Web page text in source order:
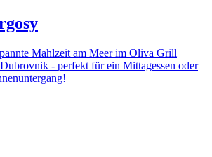
Mahlzeit am Meer im Oliva Grill
- perfekt für ein Mittagessen oder